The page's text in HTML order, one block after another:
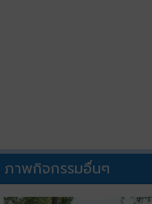
ภาพกิจกรรมอื่นๆ